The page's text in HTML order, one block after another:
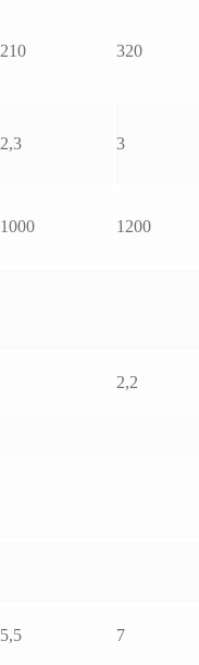
210 320
2,3 3
1000 1200
2,2
5,5 7